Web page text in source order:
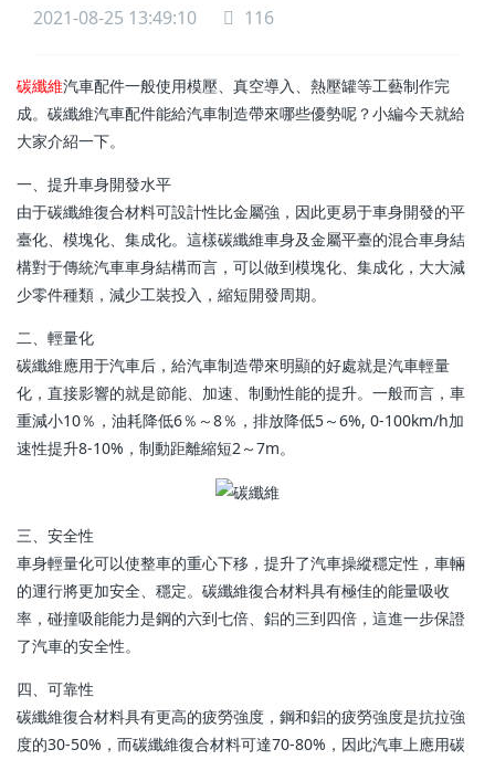
2021-08-25 13:49:10 116
碳纖維汽車配件一般使用模壓、真空導入、熱壓罐等工藝制作完
成。碳纖維汽車配件能給汽車制造帶來哪些優勢呢？小編今天就給
大家介紹一下。
一、提升車身開發水平
由于碳纖維復合材料可設計性比金屬強，因此更易于車身開發的平
臺化、模塊化、集成化。這樣碳纖維車身及金屬平臺的混合車身結
構對于傳統汽車車身結構而言，可以做到模塊化、集成化，大大減
少零件種類，減少工裝投入，縮短開發周期。
二、輕量化
碳纖維應用于汽車后，給汽車制造帶來明顯的好處就是汽車輕量
化，直接影響的就是節能、加速、制動性能的提升。一般而言，車
重減小10％，油耗降低6％～8％，排放降低5～6%, 0-100km/h加
速性提升8-10%，制動距離縮短2～7m。
三、安全性
車身輕量化可以使整車的重心下移，提升了汽車操縱穩定性，車輛
的運行將更加安全、穩定。碳纖維復合材料具有極佳的能量吸收
率，碰撞吸能能力是鋼的六到七倍、鋁的三到四倍，這進一步保證
了汽車的安全性。
四、可靠性
碳纖維復合材料具有更高的疲勞強度，鋼和鋁的疲勞強度是抗拉強
度的30-50%，而碳纖維復合材料可達70-80%，因此汽車上應用碳